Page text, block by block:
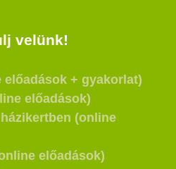
velünk!
+ gyakorlat)
előadások)
(online
előadások)